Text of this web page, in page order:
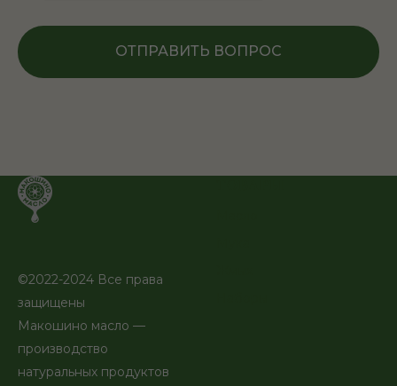
ОТПРАВИТЬ ВОПРОС
©2022-2024 Все права
защищены
Макошино масло —
производство
натуральных продуктов